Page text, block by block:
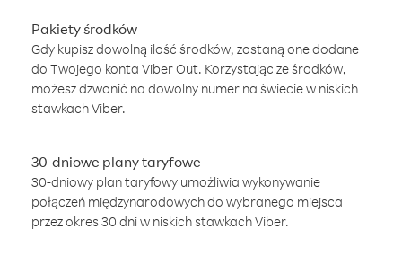
Pakiety środków
Gdy kupisz dowolną ilość środków, zostaną one dodane
do Twojego konta Viber Out. Korzystając ze środków,
możesz dzwonić na dowolny numer na świecie w niskich
stawkach Viber.
30-dniowe plany taryfowe
30-dniowy plan taryfowy umożliwia wykonywanie
połączeń międzynarodowych do wybranego miejsca
przez okres 30 dni w niskich stawkach Viber.